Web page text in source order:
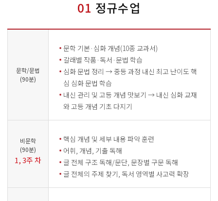
01 정규수업
문학/문법
(90분)
문학 기본·심화 개념(10종 교과서)
갈래별 작품·독서·문법 학습
심화 문법 정리 → 중등 과정 내신 최고 난이도 핵
심 심화 문법 학습
내신 관리 및 고등 개념 맛보기 → 내신 심화 교재
와 고등 개념 기초 다지기
비문학
(90분)
1, 3주 차
핵심 개념 및 세부 내용 파악 훈련
어휘, 개념, 기출 독해
글 전체 구조 독해/문단, 문장별 구문 독해
글 전체의 주제 찾기, 독서 영역별 사고력 확장